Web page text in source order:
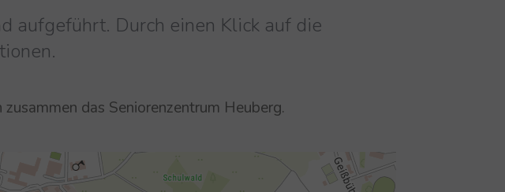
aufgeführt. Durch einen Klick auf die
das Seniorenzentrum Heuberg.